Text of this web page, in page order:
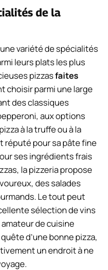
de la
variété de spécialités
leurs plats les plus
pizzasfaites
choisir parmi une large
des classiques
aux options
à la truffe ou à la
réputé pour sa pâte fine
ses ingrédients frais
la pizzeria propose
des salades
Le tout peut
sélection de vins
de cuisine
d’une bonne pizza,
un endroit à ne